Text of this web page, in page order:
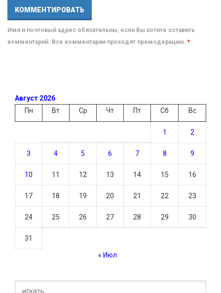
Имя и почтовый адрес обязательны, если Вы хотите оставить
комментарий. Все комментарии проходят премодерацию. *
Август 2026
Пн
Вт Ср Чт Пт Сб Вс
1 2
3 4 5 6 7 8 9
10 11 12 13 14 15 16
17 18 19 20 21 22 23
24 25 26 27 28 29 30
31
« Июл